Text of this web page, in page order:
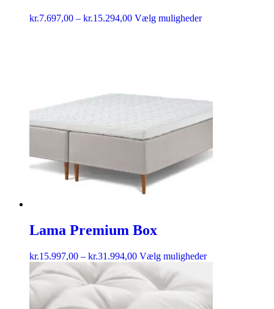
kr.7.697,00 – kr.15.294,00 Vælg muligheder
Lama Premium Box
kr.15.997,00 – kr.31.994,00 Vælg muligheder